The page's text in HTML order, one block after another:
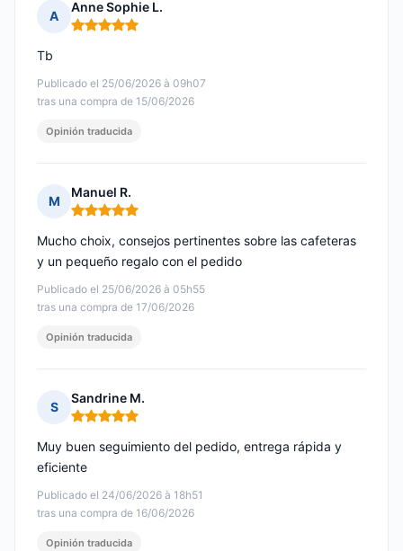
A
Anne Sophie L.
Nota: 5 de 5
Publicado el 25/06/2026 à 09h07
tras una compra de 15/06/2026
Tb
Opinión traducida
M
Manuel R.
Nota: 5 de 5
Publicado el 25/06/2026 à 05h55
tras una compra de 17/06/2026
Mucho choix, consejos pertinentes sobre las cafeteras
y un pequeño regalo con el pedido
Opinión traducida
S
Sandrine M.
Nota: 5 de 5
Publicado el 24/06/2026 à 18h51
tras una compra de 16/06/2026
Muy buen seguimiento del pedido, entrega rápida y
eficiente
Opinión traducida